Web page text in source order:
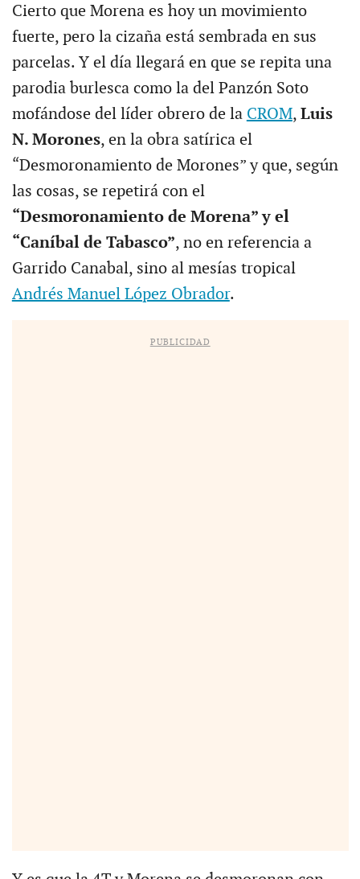
Cierto que Morena es hoy un movimiento
fuerte, pero la cizaña está sembrada en sus
parcelas. Y el día llegará en que se repita una
parodia burlesca como la del Panzón Soto
mofándose del líder obrero de la CROM, Luis
N. Morones, en la obra satírica el
“Desmoronamiento de Morones” y que, según
las cosas, se repetirá con el
“Desmoronamiento de Morena” y el
“Caníbal de Tabasco”, no en referencia a
Garrido Canabal, sino al mesías tropical
Andrés Manuel López Obrador.
PUBLICIDAD